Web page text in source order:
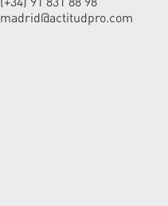
madrid@actitudpro.com